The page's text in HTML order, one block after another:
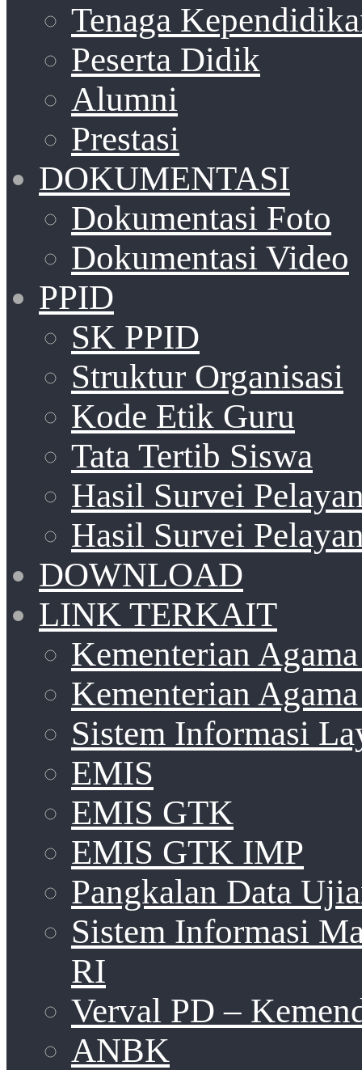
Tenaga
Peserta Didik
Alumni
Prestasi
DOKUMENTASI
Dokumentasi Foto
Dokumentasi Video
PPID
SK PPID
Struktur Organisasi
Kode Etik Guru
Tata Tertib Siswa
Hasil Survei
Hasil Survei
DOWNLOAD
LINK TERKAIT
Kementerian
Kementerian
Sistem Informasi
EMIS
EMIS GTK
EMIS GTK IMP
Pangkalan Data
Sistem Informasi
RI
Verval PD –
ANBK